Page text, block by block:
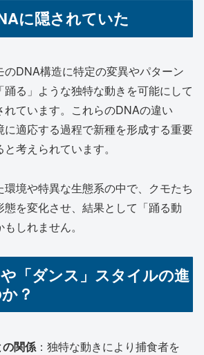
に隠されていた
DNA構造に特定の変異やパターン
る」ような独特な動きを可能にして
れています。これらのDNAの違い
に適応する過程で新種を形成する重要
考えられています。
境や特異な生態系の中で、クモたち
態を変化させ、結果として「踊る動
しれません。
「ダンス」スタイルの進
？
関係 ：独特な動きにより捕食者を